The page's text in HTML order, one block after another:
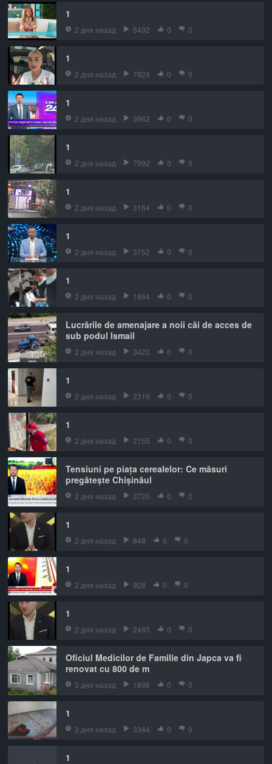
1
2 дня назад 5492 0 0
1
2 дня назад 7824 0 0
1
2 дня назад 3962 0 0
1
2 дня назад 7992 0 0
1
2 дня назад 3164 0 0
1
2 дня назад 3752 0 0
1
2 дня назад 1864 0 0
Lucrările de amenajare a noii căi de acces de
sub podul Ismail
2 дня назад 3423 0 0
1
2 дня назад 2316 0 0
1
2 дня назад 2155 0 0
Tensiuni pe piața cerealelor: Ce măsuri
pregătește Chișinăul
2 дня назад 3720 0 0
1
2 дня назад 848 0 0
1
2 дня назад 928 0 0
1
2 дня назад 2485 0 0
Oficiul Medicilor de Familie din Japca va fi
renovat cu 800 de m
3 дня назад 1898 0 0
1
3 дня назад 3344 0 0
1